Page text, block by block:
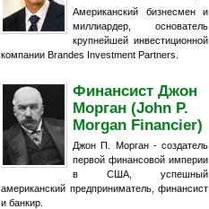
Американский бизнесмен и
миллиардер, основатель
крупнейшей инвестиционной
компании Brandes Investment Partners.
Финансист Джон
Морган (John P.
Morgan Financier)
Джон П. Морган - создатель
первой финансовой империи
в США, успешный
американский предприниматель, финансист
и банкир.